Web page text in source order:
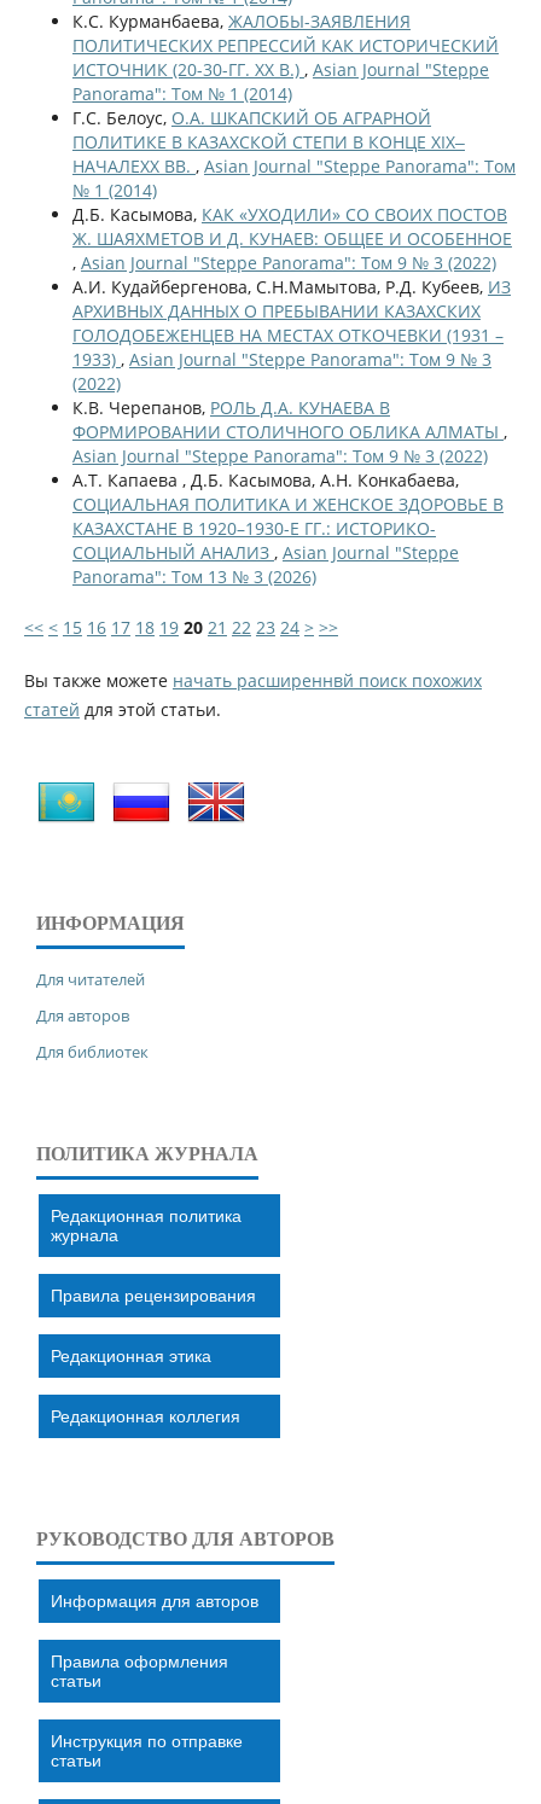
К.С. Курманбаева, ЖАЛОБЫ-ЗАЯВЛЕНИЯ
ПОЛИТИЧЕСКИХ РЕПРЕССИЙ КАК ИСТОРИЧЕСКИЙ
ИСТОЧНИК (20-30-ГГ. ХХ В.) , Asian Journal "Steppe
Panorama": Том № 1 (2014)
Г.С. Белоус, О.А. ШКАПСКИЙ ОБ АГРАРНОЙ
ПОЛИТИКЕ В КАЗАХСКОЙ СТЕПИ В КОНЦЕ XIX‒
НАЧАЛЕXX ВВ. , Asian Journal "Steppe Panorama": Том
№ 1 (2014)
Д.Б. Касымова, КАК «УХОДИЛИ» СО СВОИХ ПОСТОВ
Ж. ШАЯХМЕТОВ И Д. КУНАЕВ: ОБЩЕЕ И ОСОБЕННОЕ
, Asian Journal "Steppe Panorama": Том 9 № 3 (2022)
А.И. Кудайбергенова, С.Н.Мамытова, Р.Д. Кубеев, ИЗ
АРХИВНЫХ ДАННЫХ О ПРЕБЫВАНИИ КАЗАХСКИХ
ГОЛОДОБЕЖЕНЦЕВ НА МЕСТАХ ОТКОЧЕВКИ (1931 –
1933) , Asian Journal "Steppe Panorama": Том 9 № 3
(2022)
К.В. Черепанов, РОЛЬ Д.А. КУНАЕВА В
ФОРМИРОВАНИИ СТОЛИЧНОГО ОБЛИКА АЛМАТЫ ,
Asian Journal "Steppe Panorama": Том 9 № 3 (2022)
А.Т. Капаева , Д.Б. Касымова, А.Н. Конкабаева,
СОЦИАЛЬНАЯ ПОЛИТИКА И ЖЕНСКОЕ ЗДОРОВЬЕ В
КАЗАХСТАНЕ В 1920–1930-Е ГГ.: ИСТОРИКО-
СОЦИАЛЬНЫЙ АНАЛИЗ , Asian Journal "Steppe
Panorama": Том 13 № 3 (2026)
<< < 15 16 17 18 19 20 21 22 23 24 > >>
Вы также можете начать расширеннвй поиск похожих
статей для этой статьи.
ИНФОРМАЦИЯ
Для читателей
Для авторов
Для библиотек
ПОЛИТИКА ЖУРНАЛА
Редакционная политика
журнала
Правила рецензирования
Редакционная этика
Редакционная коллегия
РУКОВОДСТВО ДЛЯ АВТОРОВ
Информация для авторов
Правила оформления
статьи
Инструкция по отправке
статьи